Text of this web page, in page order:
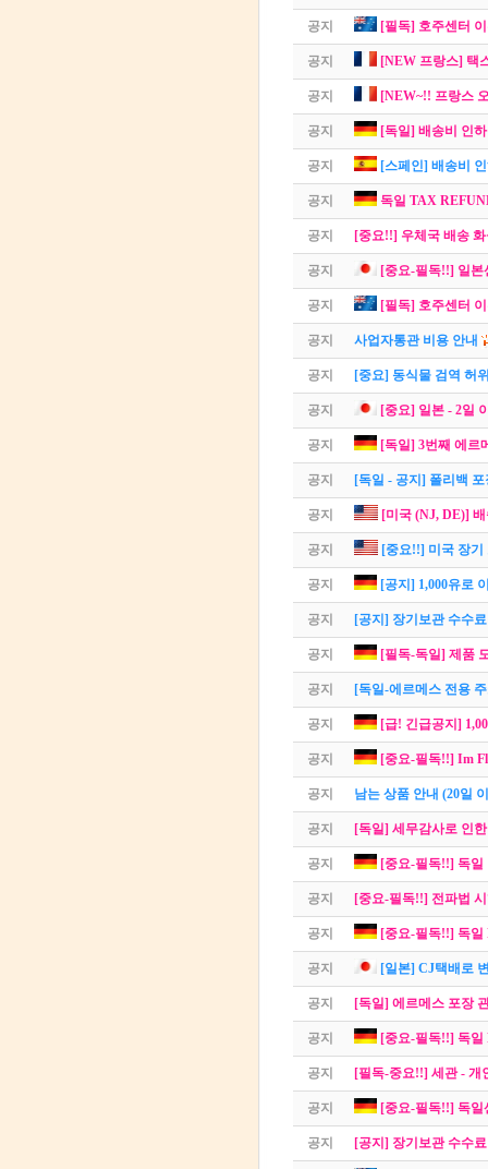
공지 [필독] 호주센터
공지 [NEW 프랑스] 택
공지 [NEW~!! 프랑스
공지 [독일] 배송비 인
공지 [스페인] 배송비
공지 독일 TAX
공지 [중요!!] 우체국 배송
공지 [중요-필독!!] 일본
공지 [필독] 호주센터
공지 사업자통관 비용 안내
공지 [중요] 동식물 검역 허
공지 [중요] 일본 - 2일
공지 [독일] 3번째 에르
공지 [독일 - 공지] 폴리백
공지 [미국 (NJ, DE)]
공지 [중요!!] 미국 장기
공지 [공지] 1,000유로
공지 [공지] 장기보관 수수
공지 [필독-독일] 제품
공지 [독일-에르메스 전용
공지 [급! 긴급공지]
공지 [중요-필독!!] Im
공지 남는 상품 안내 (20일
공지 [독일] 세무감사로 인
공지 [중요-필독!!] 독일
공지 [중요-필독!!] 전파법
공지 [중요-필독!!] 독일
공지 [일본] CJ택배로
공지 [독일] 에르메스 포장
공지 [중요-필독!!] 독일
공지 [필독-중요!!] 세관 - 개
공지 [중요-필독!!] 독일
공지 [공지] 장기보관 수수